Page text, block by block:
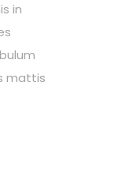
in
mattis